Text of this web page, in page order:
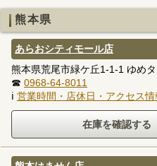
熊本県
あらおシティモール店
熊本県荒尾市緑ケ丘1-1-1 ゆめ
☎ 0968-64-8011
ℹ 営業時間・店休日・アクセス情